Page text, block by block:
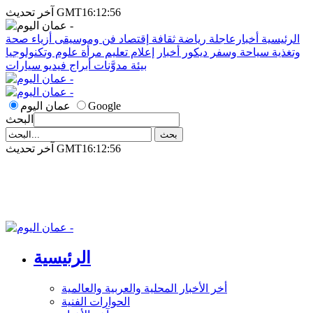
آخر تحديث GMT16:12:56
الرئيسية أخبارعاجلة رياضة ثقافة إقتصاد فن وموسيقى أزياء صحة
وتغذية سياحة وسفر ديكور أخبار إعلام تعليم مرأة علوم وتكنولوجيا
بيئة مدوَّنات أبراج فيديو سيارات
عمان اليوم
Google
البحث
آخر تحديث GMT16:12:56
الرئيسية
أخر الأخبار المحلية والعربية والعالمية
الحوارات الفنية